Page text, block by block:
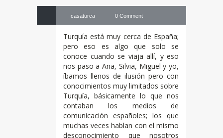
casaturca 0 Comment
Turquía está muy cerca de España;
pero eso es algo que solo se
conoce cuando se viaja allí, y eso
nos paso a Ana, Silvia, Miguel y yo,
íbamos llenos de ilusión pero con
conocimientos muy limitados sobre
Turquía, básicamente lo que nos
contaban los medios de
comunicación españoles; los que
muchas veces hablan con el mismo
desconocimiento que nosotros